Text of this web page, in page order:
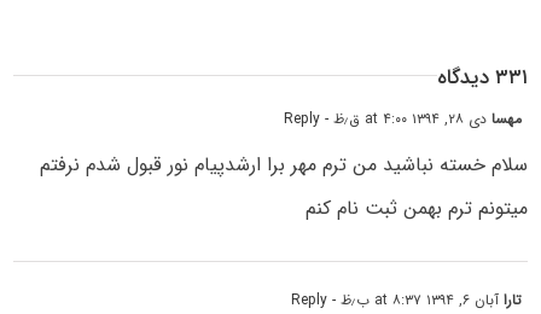
۳۳۱ دیدگاه
مهسادی ۲۸, ۱۳۹۴ at ۴:۰۰ ق٫ظ - Reply
سلام خسته نباشید من ترم مهر برا ارشدپیام نور قبول شدم نرفتم
میتونم ترم بهمن ثبت نام کنم
تاراآبان ۶, ۱۳۹۴ at ۸:۳۷ ب٫ظ - Reply